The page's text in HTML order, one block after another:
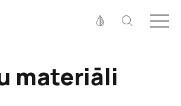
150%
Kontrasts
materiāli